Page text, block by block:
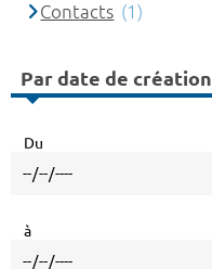
Contacts (1)
Par date de création
Du
à